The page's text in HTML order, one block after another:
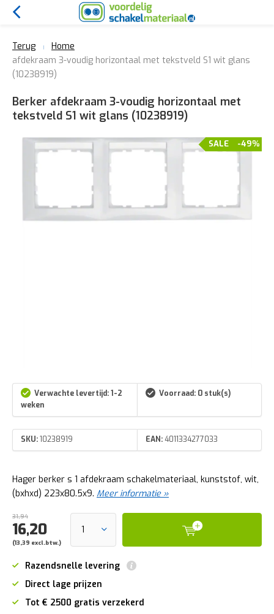
Terug
Home
afdekraam 3-voudig horizontaal met tekstveld S1 wit glans
(10238919)
Berker afdekraam 3-voudig horizontaal met
tekstveld S1 wit glans (10238919)
-49%
SALE
Verwachte levertijd: 1-2
weken
Voorraad: 0 stuk(s)
SKU:10238919 EAN:4011334277033
Hager berker s 1 afdekraam schakelmateriaal, kunststof, wit,
(bxhxd) 223x80.5x9. Meer informatie »
31,94
16,20
(13,39 excl.btw.)
Razendsnelle levering
Direct lage prijzen
Tot € 2500 gratis verzekerd